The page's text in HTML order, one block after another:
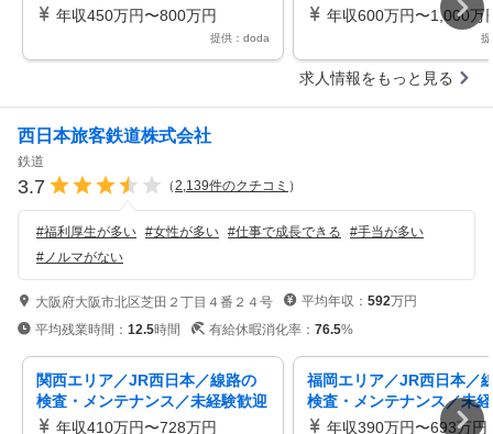
材料メーカー
年収450万円〜800万円
提供：doda
ライム上場／Nitto
年収600万円〜1,000万
求人情報をもっと見る
西日本旅客鉄道株式会社
鉄道
3.7 （2,139件のクチコミ ）
#福利厚生が多い #女性が多い #仕事で成長できる #手当が多い
#ノルマがない
大阪府大阪市北区芝田２丁目４番２４号 平均年収： 592万円
平均残業時間： 12.5時間 有給休暇消化率： 76.5%
関西エリア／JR西日本／線路の
検査・メンテナンス／未経験歓迎
鉄道インフラに携わる！／残業月
年収410万円〜728万円
福岡エリア／JR西日本／
検査・メンテナンス／未
鉄道インフラに携わる！
年収390万円〜693万円